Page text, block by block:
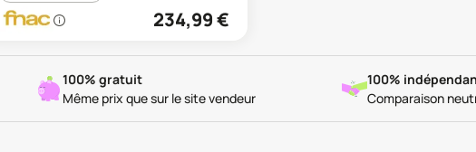
234,99€
100% gratuit
Même prix que sur le site vendeur
100%
Comparaison